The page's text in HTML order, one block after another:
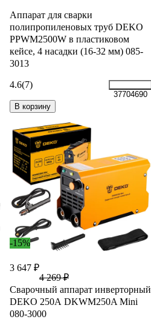
Аппарат для сварки
полипропиленовых труб DEKO
PPWM2500W в пластиковом
кейсе, 4 насадки (16-32 мм) 085-
3013
4.6(7)
37704690
В корзину
-15%
3 647 ₽
4 269 ₽
Сварочный аппарат инверторный
DEKO 250А DKWM250A Mini
080-3000